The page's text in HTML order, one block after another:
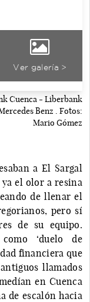
Ver galería >
Cuenca - Liberbank
Benz . Fotos:
Mario Gómez
a El Sargal
ya el olor a resina
de llenar el
pero sí
de su equipo.
‘duelo de
financiera que
llamados
en Cuenca
de escalón hacia